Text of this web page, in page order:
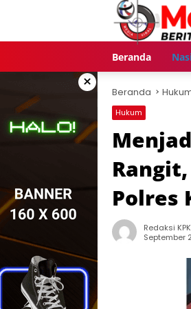
Beranda
× Beranda
Hukum
Polres
Redaksi KPK
September